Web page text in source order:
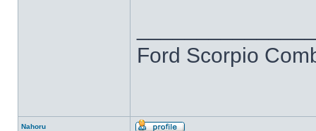
Ford Scorpio
Nahoru